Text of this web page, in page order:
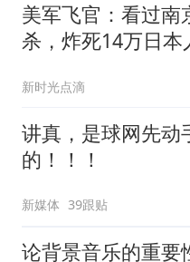
美军飞官：看过南
杀，炸死14万日本
新时光点滴
讲真，是球网先动
的！！！
新媒体 39跟贴
论背景音乐的重要